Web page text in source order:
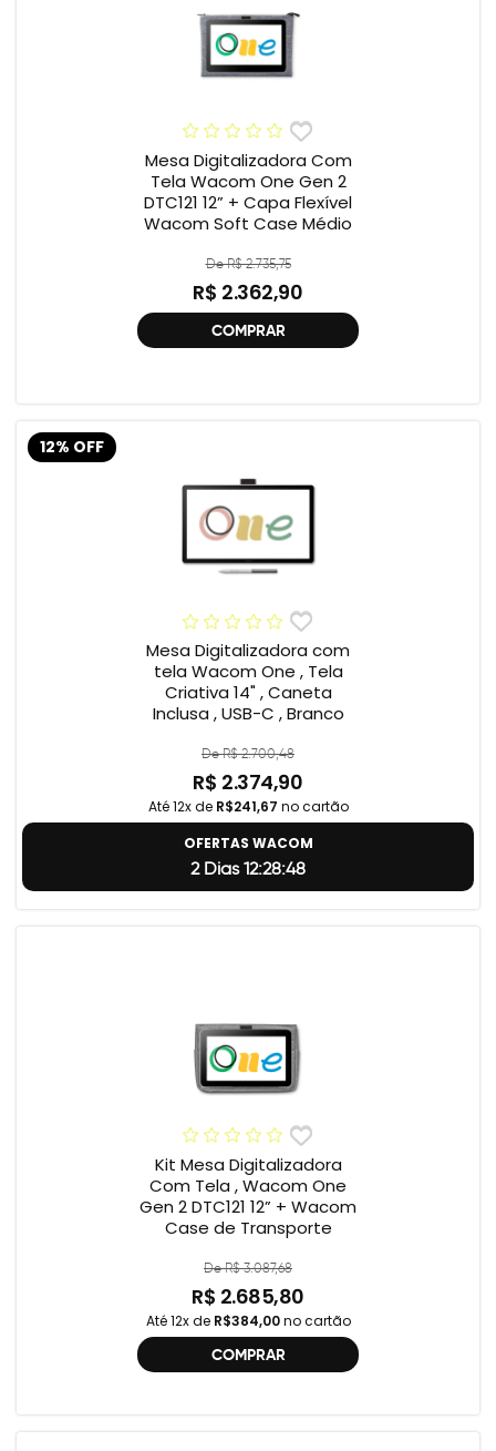
Mesa Digitalizadora Com
Tela Wacom One Gen 2
DTC121 12” + Capa Flexível
Wacom Soft Case Médio
De R$ 2.735,75
R$ 2.362,90
COMPRAR
12% OFF
Mesa Digitalizadora com
tela Wacom One , Tela
Criativa 14" , Caneta
Inclusa , USB-C , Branco
De R$ 2.700,48
R$ 2.374,90
Até 12x de R$241,67 no cartão
OFERTAS WACOM
2 Dias 12:28:47
Kit Mesa Digitalizadora
Com Tela , Wacom One
Gen 2 DTC121 12” + Wacom
Case de Transporte
De R$ 3.087,68
R$ 2.685,80
Até 12x de R$384,00no cartão
COMPRAR